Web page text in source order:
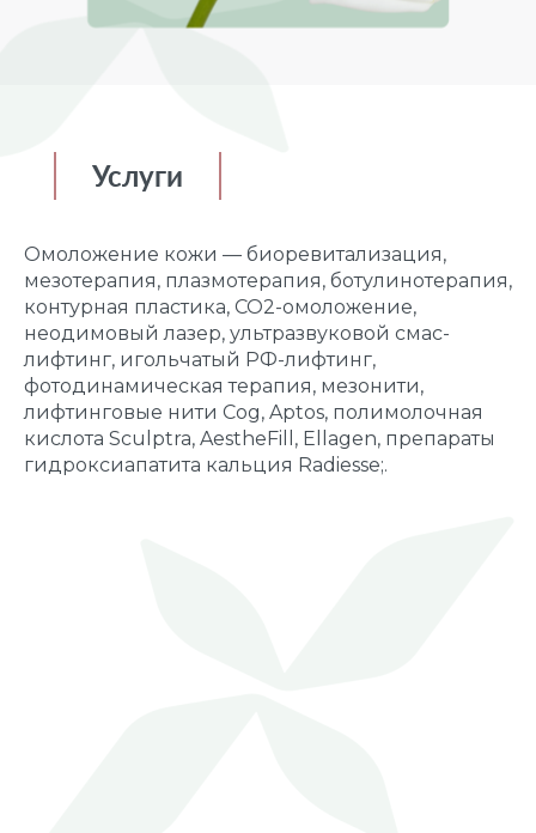
Услуги
Омоложение кожи — биоревитализация,
мезотерапия, плазмотерапия, ботулинотерапия,
контурная пластика, CO2-омоложение,
неодимовый лазер, ультразвуковой смас-
лифтинг, игольчатый РФ-лифтинг,
фотодинамическая терапия, мезонити,
лифтинговые нити Cog, Aptos, полимолочная
кислота Sculptra, AestheFill, Ellagen, препараты
гидроксиапатита кальция Radiesse;.